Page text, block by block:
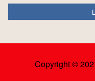
Copyright ©